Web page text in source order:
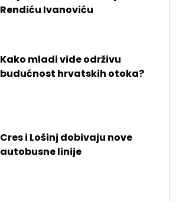
Rendiću Ivanoviću
Kako mladi vide održivu
budućnost hrvatskih otoka?
Cres i Lošinj dobivaju nove
autobusne linije